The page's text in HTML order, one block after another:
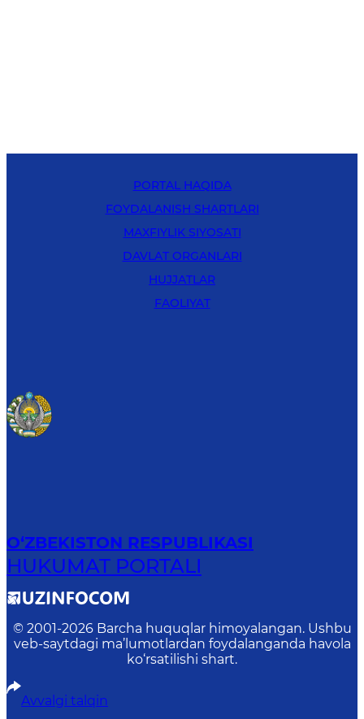
PORTAL HAQIDA
FOYDALANISH SHARTLARI
MAXFIYLIK SIYOSATI
DAVLAT ORGANLARI
HUJJATLAR
FAOLIYAT
O‘ZBEKISTON RESPUBLIKASI
HUKUMAT PORTALI
© 2001-2026 Barcha huquqlar himoyalangan. Ushbu
veb-saytdagi ma’lumotlardan foydalanganda havola
ko‘rsatilishi shart.
Avvalgi talqin